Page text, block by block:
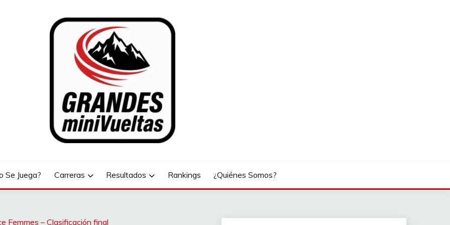
Se Juega? Carreras Resultados Rankings ¿Quiénes Somos?
Femmes – Clasificación final